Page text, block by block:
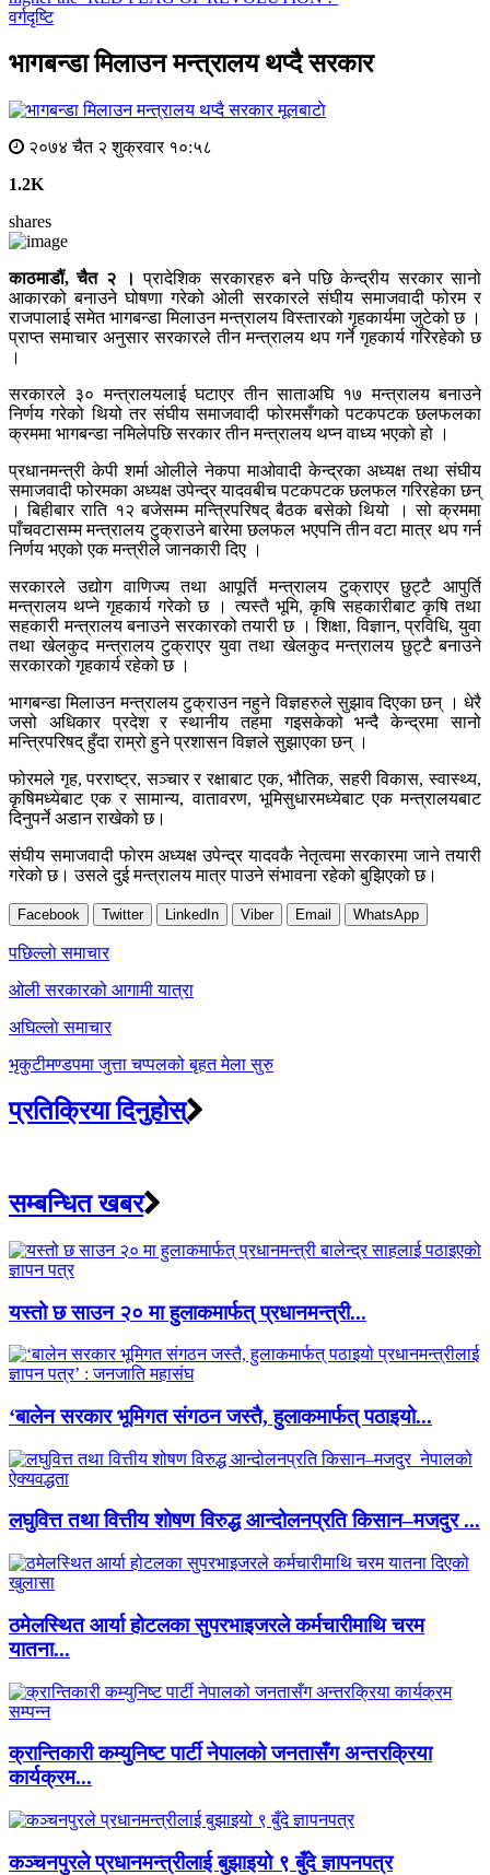
वर्गदृष्टि
भागबन्डा मिलाउन मन्त्रालय थप्दै सरकार
मूलबाटाे
२०७४ चैत २ शुक्रवार १०:५८
1.2K
shares
काठमाडौं, चैत २ । प्रादेशिक सरकारहरु बने पछि केन्द्रीय सरकार सानो
आकारको बनाउने घोषणा गरेको ओली सरकारले संघीय समाजवादी फोरम र
राजपालाई समेत भागबन्डा मिलाउन मन्त्रालय विस्तारको गृहकार्यमा जुटेको छ ।
प्राप्त समाचार अनुसार सरकारले तीन मन्त्रालय थप गर्ने गृहकार्य गरिरहेको छ
।
सरकारले ३० मन्त्रालयलाई घटाएर तीन साताअघि १७ मन्त्रालय बनाउने
निर्णय गरेको थियो तर संघीय समाजवादी फोरमसँगको पटकपटक छलफलका
क्रममा भागबन्डा नमिलेपछि सरकार तीन मन्त्रालय थप्न वाध्य भएको हो ।
प्रधानमन्त्री केपी शर्मा ओलीले नेकपा माओवादी केन्द्रका अध्यक्ष तथा संघीय
समाजवादी फोरमका अध्यक्ष उपेन्द्र यादवबीच पटकपटक छलफल गरिरहेका छन्
। बिहीबार राति १२ बजेसम्म मन्त्रिपरिषद् बैठक बसेको थियो । सो क्रममा
पाँचवटासम्म मन्त्रालय टुक्राउने बारेमा छलफल भएपनि तीन वटा मात्र थप गर्न
निर्णय भएको एक मन्त्रीले जानकारी दिए ।
सरकारले उद्योग वाणिज्य तथा आपूर्ति मन्त्रालय टुक्राएर छुट्टै आपुर्ति
मन्त्रालय थप्ने गृहकार्य गरेको छ । त्यस्तै भूमि, कृषि सहकारीबाट कृषि तथा
सहकारी मन्त्रालय बनाउने सरकारको तयारी छ । शिक्षा, विज्ञान, प्रविधि, युवा
तथा खेलकुद मन्त्रालय टुक्राएर युवा तथा खेलकुद मन्त्रालय छुट्टै बनाउने
सरकारको गृहकार्य रहेको छ ।
भागबन्डा मिलाउन मन्त्रालय टुक्राउन नहुने विज्ञहरुले सुझाव दिएका छन् । धेरै
जसो अधिकार प्रदेश र स्थानीय तहमा गइसकेको भन्दै केन्द्रमा सानो
मन्त्रिपरिषद् हुँदा राम्रो हुने प्रशासन विज्ञले सुझाएका छन् ।
फोरमले गृह, परराष्ट्र, सञ्चार र रक्षाबाट एक, भौतिक, सहरी विकास, स्वास्थ्य,
कृषिमध्येबाट एक र सामान्य, वातावरण, भूमिसुधारमध्येबाट एक मन्त्रालयबाट
दिनुपर्ने अडान राखेको छ।
संघीय समाजवादी फोरम अध्यक्ष उपेन्द्र यादवकै नेतृत्वमा सरकारमा जाने तयारी
गरेको छ। उसले दुई मन्त्रालय मात्र पाउने संभावना रहेको बुझिएको छ।
Facebook Twitter LinkedIn Viber Email WhatsApp
Post
navigation
पछिल्लाे समाचार
ओली सरकारको आगामी यात्रा
अघिल्लाे समाचार
भृकुटीमण्डपमा जुत्ता चप्पलको बृहत मेला सुरु
प्रतिक्रिया दिनुहोस्
सम्बन्धित खबर
यस्तो छ साउन २० मा हुलाकमार्फत् प्रधानमन्त्री...
‘बालेन सरकार भूमिगत संगठन जस्तै, हुलाकमार्फत् पठाइयो...
लघुवित्त तथा वित्तीय शोषण विरुद्ध आन्दोलनप्रति किसान–मजदुर ...
ठमेलस्थित आर्या होटलका सुपरभाइजरले कर्मचारीमाथि चरम
यातना...
क्रान्तिकारी कम्युनिष्ट पार्टी नेपालको जनतासँग अन्तरक्रिया
कार्यक्रम...
कञ्चनपुरले प्रधानमन्त्रीलाई बुझाइयो ९ बुँदे ज्ञापनपत्र